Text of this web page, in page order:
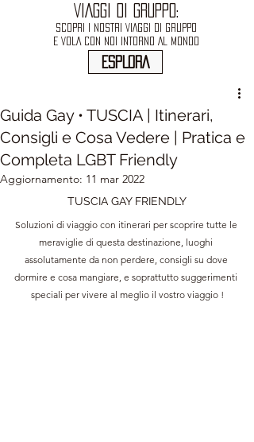
VIAGGI DI GRUPPO:
SCOPRI I NOSTRI VIAGGI DI GRUPPO
E VOLA CON NOI INTORNO AL MONDO
ESPLORA
Guida Gay • TUSCIA | Itinerari,
Consigli e Cosa Vedere | Pratica e
Completa LGBT Friendly
Aggiornamento: 11 mar 2022
TUSCIA GAY FRIENDLY
Soluzioni di viaggio con itinerari per scoprire tutte le
meraviglie di questa destinazione, luoghi
assolutamente da non perdere, consigli su dove
dormire e cosa mangiare, e soprattutto suggerimenti
speciali per vivere al meglio il vostro viaggio !